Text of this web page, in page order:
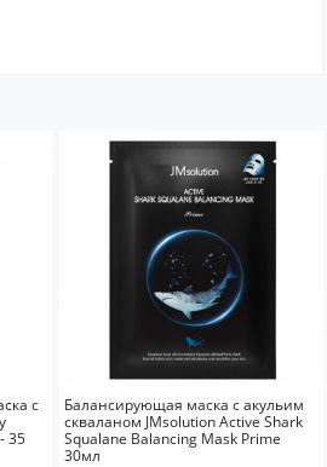
с
35
Балансирующая маска с акульим
скваланом JMsolution Active Shark
Squalane Balancing Mask Prime
30мл